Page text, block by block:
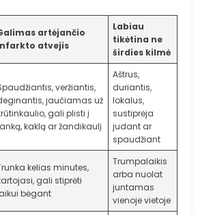
artėjančio
atvejis
Labiau
tikėtina ne
širdies kilmė
veržiantis,
jaučiamas už
gali plisti į
kaklą ar žandikaulį
Aštrus,
duriantis,
lokalus,
sustiprėja
judant ar
spaudžiant
kelias minutes,
gali stiprėti
bėgant
Trumpalaikis
arba nuolat
juntamas
vienoje vietoje